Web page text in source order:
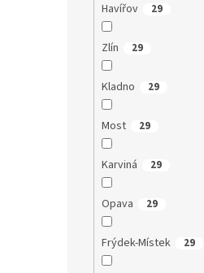
Havířov 29
Zlín 29
Kladno 29
Most 29
Karviná 29
Opava 29
Frýdek-Místek 29